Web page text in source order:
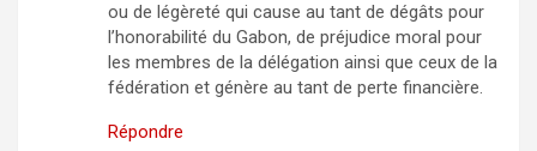
ou de légèreté qui cause au tant de dégâts pour
l’honorabilité du Gabon, de préjudice moral pour
les membres de la délégation ainsi que ceux de la
fédération et génère au tant de perte financière.
Répondre